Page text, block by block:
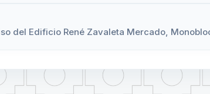
del Edificio René Zavaleta Mercado,